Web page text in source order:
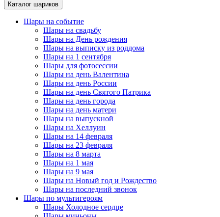
Каталог шариков
Шары на событие
Шары на свадьбу
Шары на День рождения
Шары на выписку из роддома
Шары на 1 сентября
Шары для фотосессии
Шары на день Валентина
Шары на день России
Шары на день Святого Патрика
Шары на день города
Шары на день матери
Шары на выпускной
Шары на Хеллуин
Шары на 14 февраля
Шары на 23 февраля
Шары на 8 марта
Шары на 1 мая
Шары на 9 мая
Шары на Новый год и Рождество
Шары на последний звонок
Шары по мультигероям
Шары Холодное сердце